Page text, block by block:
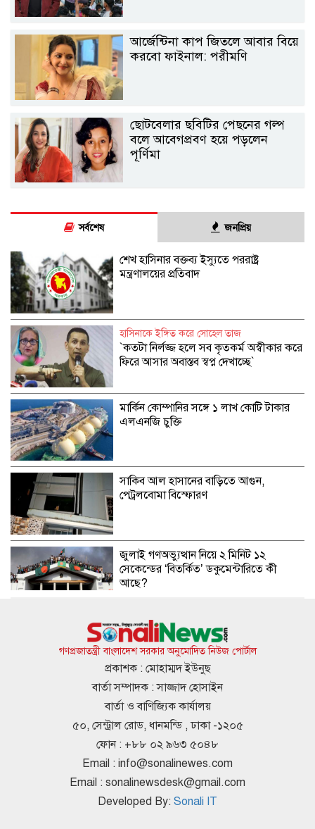
আর্জেন্টিনা কাপ জিতলে আবার বিয়ে
করবো ফাইনাল: পরীমণি
ছোটবেলার ছবিটির পেছনের গল্প
বলে আবেগপ্রবণ হয়ে পড়লেন
পূর্ণিমা
সর্বশেষ জনপ্রিয়
শেখ হাসিনার বক্তব্য ইস্যুতে পররাষ্ট্র
মন্ত্রণালয়ের প্রতিবাদ
হাসিনাকে ইঙ্গিত করে সোহেল তাজ
‍‍`কতটা নির্লজ্জ হলে সব কৃতকর্ম অস্বীকার করে
ফিরে আসার অবাস্তব স্বপ্ন দেখাচ্ছে‍‍`
মার্কিন কোম্পানির সঙ্গে ১ লাখ কোটি টাকার
এলএনজি চুক্তি
সাকিব আল হাসানের বাড়িতে আগুন,
পেট্রলবোমা বিস্ফোরণ
জুলাই গণঅভ্যুত্থান নিয়ে ২ মিনিট ১২
সেকেন্ডের ‘বিতর্কিত’ ডকুমেন্টারিতে কী
আছে?
শেখ হাসিনার পালানোর রেসকিউ মিশন ও
পর্দার অন্তরালের নতুন তথ্য
সংসদ ভবন ঘেরাওয়ের হুঁশিয়ারি জেডিপির
হাসিনার ১৬ বছরে সাড়ে ৪ হাজারের বেশি
মানুষ হত্যা হয়েছে: আইনমন্ত্রী
গণপ্রজাতন্ত্রী বাংলাদেশ সরকার অনুমোদিত নিউজ পোর্টাল
প্রকাশক : মোহাম্মদ ইউনুছ
বার্তা সম্পাদক : সাজ্জাদ হোসাইন
বার্তা ও বাণিজ্যিক কার্যালয়
৫০, সেন্ট্রাল রোড, ধানমন্ডি , ঢাকা -১২০৫
ফোন : +৮৮ ০২ ৯৬৩ ৫০৪৮
Email : info@sonalinewes.com
Email : sonalinewsdesk@gmail.com
Developed By: Sonali IT